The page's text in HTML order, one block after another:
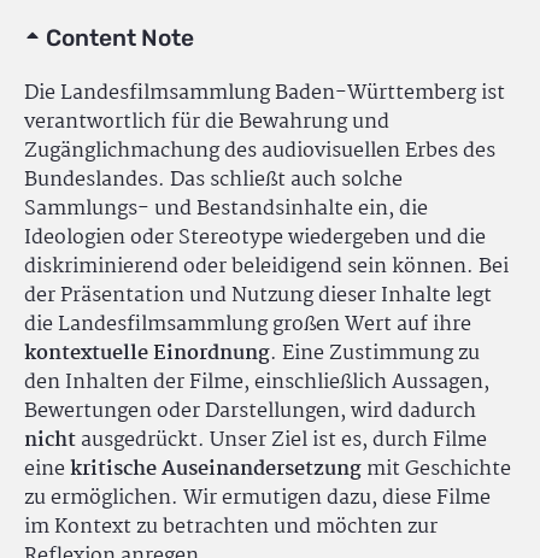
Content Note
Die Landesfilmsammlung Baden-Württemberg ist
verantwortlich für die Bewahrung und
Zugänglichmachung des audiovisuellen Erbes des
Bundeslandes. Das schließt auch solche
Sammlungs- und Bestandsinhalte ein, die
Ideologien oder Stereotype wiedergeben und die
diskriminierend oder beleidigend sein können. Bei
der Präsentation und Nutzung dieser Inhalte legt
die Landesfilmsammlung großen Wert auf ihre
kontextuelle Einordnung. Eine Zustimmung zu
den Inhalten der Filme, einschließlich Aussagen,
Bewertungen oder Darstellungen, wird dadurch
nichtausgedrückt. Unser Ziel ist es, durch Filme
einekritische Auseinandersetzungmit Geschichte
zu ermöglichen. Wir ermutigen dazu, diese Filme
im Kontext zu betrachten und möchten zur